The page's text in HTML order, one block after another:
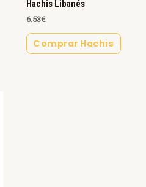
Hachis Libanés
6.53€
Comprar Hachis